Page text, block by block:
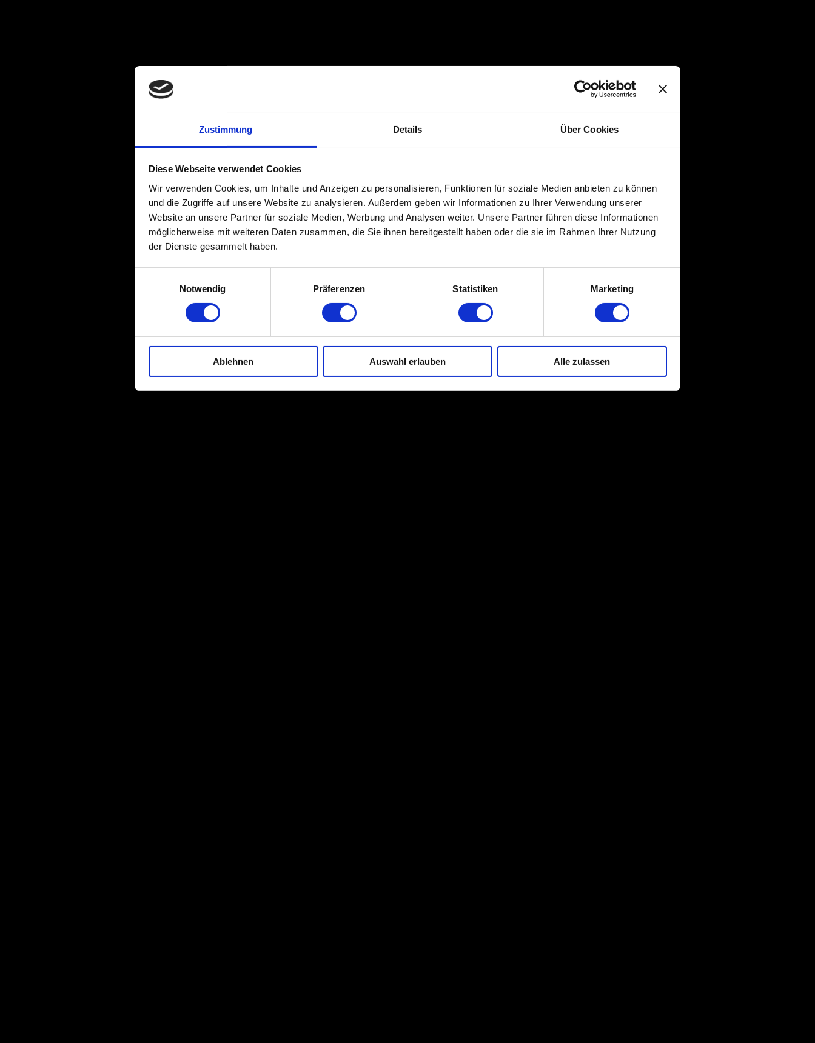
Zustimmung Details Über Cookies
Diese Webseite verwendet Cookies
Wir verwenden Cookies, um Inhalte und Anzeigen zu personalisieren, Funktionen für soziale Medien anbieten zu können
und die Zugriffe auf unsere Website zu analysieren. Außerdem geben wir Informationen zu Ihrer Verwendung unserer
Website an unsere Partner für soziale Medien, Werbung und Analysen weiter. Unsere Partner führen diese Informationen
möglicherweise mit weiteren Daten zusammen, die Sie ihnen bereitgestellt haben oder die sie im Rahmen Ihrer Nutzung
der Dienste gesammelt haben.
Notwendig
Präferenzen Statistiken Marketing
Ablehnen Auswahl erlauben Alle zulassen